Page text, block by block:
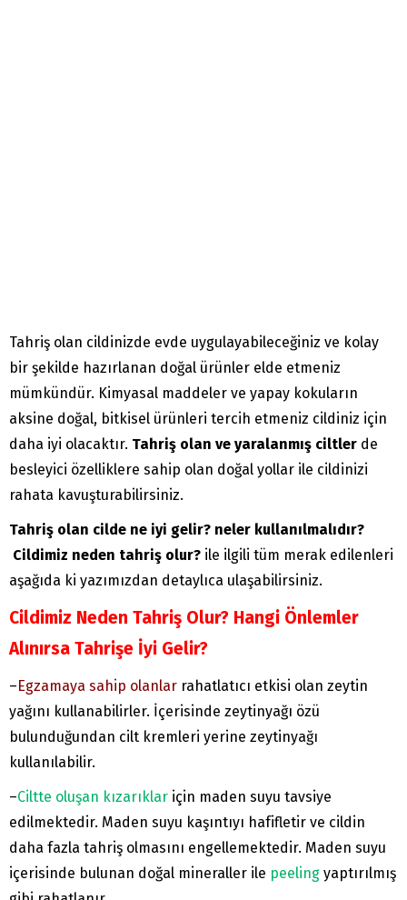
Tahriş olan cildinizde evde uygulayabileceğiniz ve kolay
bir şekilde hazırlanan doğal ürünler elde etmeniz
mümkündür. Kimyasal maddeler ve yapay kokuların
aksine doğal, bitkisel ürünleri tercih etmeniz cildiniz için
daha iyi olacaktır. Tahriş olan ve yaralanmış ciltler de
besleyici özelliklere sahip olan doğal yollar ile cildinizi
rahata kavuşturabilirsiniz.
Tahriş olan cilde ne iyi gelir? neler kullanılmalıdır?
Cildimiz neden tahriş olur? ile ilgili tüm merak edilenleri
aşağıda ki yazımızdan detaylıca ulaşabilirsiniz.
Cildimiz Neden Tahriş Olur? Hangi Önlemler
Alınırsa Tahrişe İyi Gelir?
–Egzamaya sahip olanlar rahatlatıcı etkisi olan zeytin
yağını kullanabilirler. İçerisinde zeytinyağı özü
bulunduğundan cilt kremleri yerine zeytinyağı
kullanılabilir.
–Ciltte oluşan kızarıklar için maden suyu tavsiye
edilmektedir. Maden suyu kaşıntıyı hafifletir ve cildin
daha fazla tahriş olmasını engellemektedir. Maden suyu
içerisinde bulunan doğal mineraller ile peeling yaptırılmış